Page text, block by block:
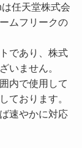
任天堂株式会
ムフリークの
であり、株式
いません。
内で使用して
ております。
速やかに対応